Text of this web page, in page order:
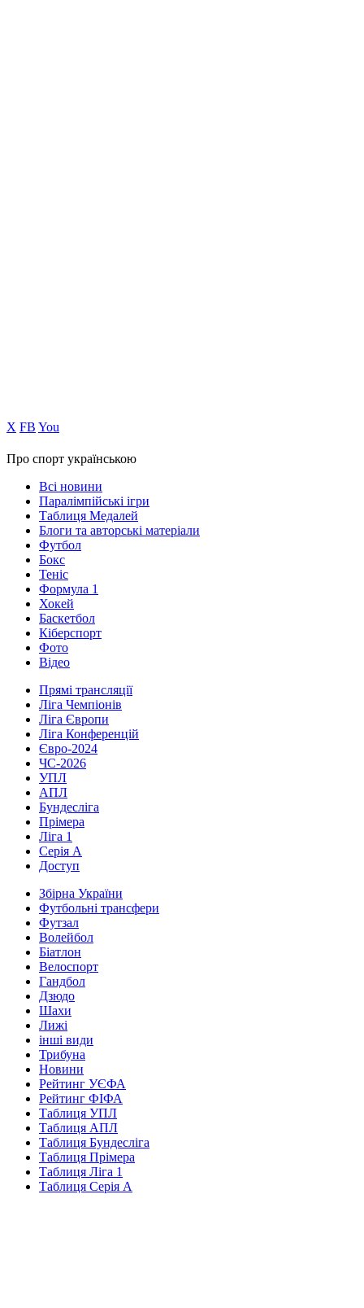
Х FB You
Про спорт українською
Всі новини
Паралімпійські ігри
Таблиця Медалей
Блоги та авторські матеріали
Футбол
Бокс
Теніс
Формула 1
Хокей
Баскетбол
Кіберспорт
Фото
Відео
Прямі трансляції
Ліга Чемпіонів
Ліга Європи
Ліга Конференцій
Євро-2024
ЧС-2026
УПЛ
АПЛ
Бундесліга
Прімера
Ліга 1
Серія А
Доступ
Збірна України
Футбольні трансфери
Футзал
Волейбол
Біатлон
Велоспорт
Гандбол
Дзюдо
Шахи
Лижі
інші види
Трибуна
Новини
Рейтинг УЄФА
Рейтинг ФІФА
Таблиця УПЛ
Таблиця АПЛ
Таблиця Бундесліга
Таблиця Прімера
Таблиця Ліга 1
Таблиця Серія А